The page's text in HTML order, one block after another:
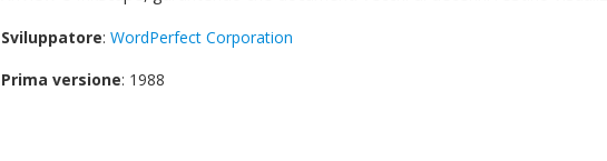
Sviluppatore: WordPerfect Corporation
Prima versione: 1988